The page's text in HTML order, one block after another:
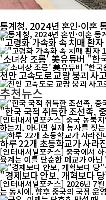
통계청, 2024년 혼인·이혼
"고령화 가속화 속 치매 환
'소녀상 조롱' 美유튜버 "한
천안 고속도로 교량 붕괴 사
추천뉴스
"한국 국적 취득한 조선족,
[인터내셔널포커스] 중국 동북
하는지, 아니면 실제 농사를 짓
하루 22개 초등학교가 사라
[인터내셔널포커스] 중국에서
육계는 이를 단순한 폐교가 아
"경제보다 안보, 개혁보다
[인터내셔널포커스] 2026년 7
는 동시에, 향후 중국의 국정 운